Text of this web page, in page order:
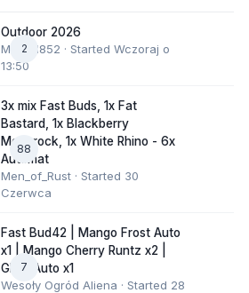
2
Outdoor 2026
Marcel852 · Started Wczoraj o
13:50
88
3x mix Fast Buds, 1x Fat
Bastard, 1x Blackberry
Moonrock, 1x White Rhino - 6x
Automat
Men_of_Rust · Started 30
Czerwca
7
Fast Bud42 | Mango Frost Auto
x1 | Mango Cherry Runtz x2 |
GMO Auto x1
Wesoły Ogród Aliena · Started 28